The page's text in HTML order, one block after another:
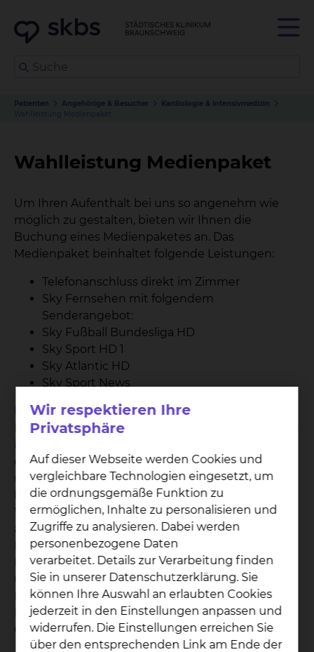
Patienten Angehörige & Besucher
Kardiologie & Intensivmedizin
Wahlleistung Medienpaket
Wahlleistung Medienpaket
Um Ihren Aufenthalt bei uns so angenehm wie
möglich zu gestalten, bieten wir Ihnen die
Buchung eines Medienpaketes an. Das
Medienpaket beinhaltet folgende Leistungen:
Telefonanschluss direkt im Zimmer
Sky Fernsehen mit folgendem
Senderangebot:
Sky Fußball Bundesliga HD
Sky Sport HD 1
Sky Atlantic HD
Sky Sport News
Die entstandenen Gebühren für Telefon und
Medienpaket werden Ihnen nach Ihrer Entlassung
dass die Bestandteile des Medienpaketes „Sky
und Telefon“ nicht einzeln gebucht werden
können. Für Patienten, die eine
Wahlleistungsvereinbarung „Unterkunft“
abgeschlossen haben, sind die Kosten des
Medienpaktes mit den Zuschlägen je
Berechnungstag abgegolten. Die entstandenen
Gesprächsgebühren werden Ihnen gesondert in
Rechnung gestellt. Die Kosten für das
Medienpaket betragen 3 € pro Tag zzgl. 0,10 € pro
Gesprächseinheit.
Wir respektieren Ihre
Privatsphäre
Auf dieser Webseite werden Cookies und
vergleichbare Technologien eingesetzt, um
die ordnungsgemäße Funktion zu
ermöglichen, Inhalte zu personalisieren und
Zugriffe zu analysieren. Dabei werden
personenbezogene Daten
verarbeitet. Details zur Verarbeitung finden
Sie in unserer Datenschutzerklärung. Sie
können Ihre Auswahl an erlaubten Cookies
jederzeit in den Einstellungen anpassen und
widerrufen. Die Einstellungen erreichen Sie
über den entsprechenden Link am Ende der